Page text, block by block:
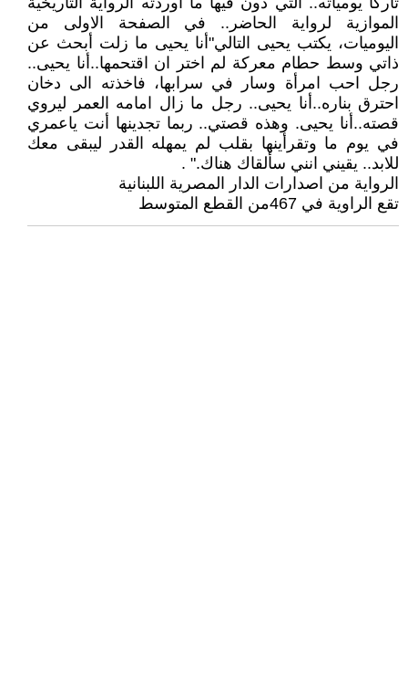
الرواية من اصدارات الدار المصرية اللبنانية
تقع الراوية في 467من القطع المتوسط